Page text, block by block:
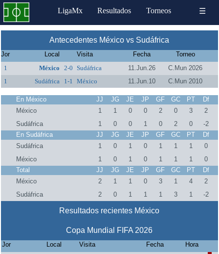
LigaMx Resultados Torneos ☰
Antecedentes México vs Sudáfrica
Jor Local Visita Fecha
Torneo
1
México 2-0 Sudáfrica 11.Jun.26
C.Mun 2026
1
Sudáfrica 1-1 México 11.Jun.10 C.Mun 2010
En México JJ JG JE JP GF GC PT
Df
México
1 1 0 0 2 0 3
2
Sudáfrica
1 0 0 1 0 2 0
-2
En Sudáfrica
JJ JG JE JP GF GC PT
Df
Sudáfrica
1 0 1 0 1 1 1
0
México
1 0 1 0 1 1 1
0
Total
JJ JG JE JP GF GC PT
Df
México
2 1 1 0 3 1 4
2
Sudáfrica
2 0 1 1 1 3 1 -2
Resultados recientes México
Copa Mundial FIFA 2026
Jor Local Visita Fecha
Hora